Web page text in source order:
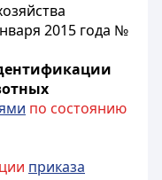
2015 года №
по состоянию
приказа